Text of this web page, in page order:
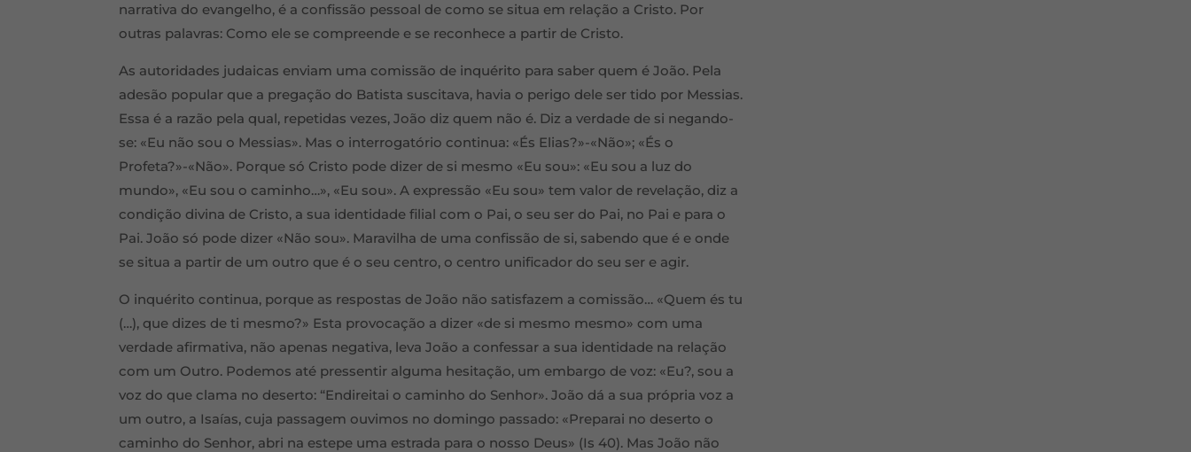
narrativa do evangelho, é a confissão pessoal de como se situa em relação a Cristo. Por
outras palavras: Como ele se compreende e se reconhece a partir de Cristo.
As autoridades judaicas enviam uma comissão de inquérito para saber quem é João. Pela
adesão popular que a pregação do Batista suscitava, havia o perigo dele ser tido por Messias.
Essa é a razão pela qual, repetidas vezes, João diz quem não é. Diz a verdade de si negando-
se: «Eu não sou o Messias». Mas o interrogatório continua: «És Elias?»-«Não»; «És o
Profeta?»-«Não». Porque só Cristo pode dizer de si mesmo «Eu sou»: «Eu sou a luz do
mundo», «Eu sou o caminho…», «Eu sou». A expressão «Eu sou» tem valor de revelação, diz a
condição divina de Cristo, a sua identidade filial com o Pai, o seu ser do Pai, no Pai e para o
Pai. João só pode dizer «Não sou». Maravilha de uma confissão de si, sabendo que é e onde
se situa a partir de um outro que é o seu centro, o centro unificador do seu ser e agir.
O inquérito continua, porque as respostas de João não satisfazem a comissão… «Quem és tu
(…), que dizes de ti mesmo?» Esta provocação a dizer «de si mesmo mesmo» com uma
verdade afirmativa, não apenas negativa, leva João a confessar a sua identidade na relação
com um Outro. Podemos até pressentir alguma hesitação, um embargo de voz: «Eu?, sou a
voz do que clama no deserto: “Endireitai o caminho do Senhor». João dá a sua própria voz a
um outro, a Isaías, cuja passagem ouvimos no domingo passado: «Preparai no deserto o
caminho do Senhor, abri na estepe uma estrada para o nosso Deus» (Is 40). Mas João não